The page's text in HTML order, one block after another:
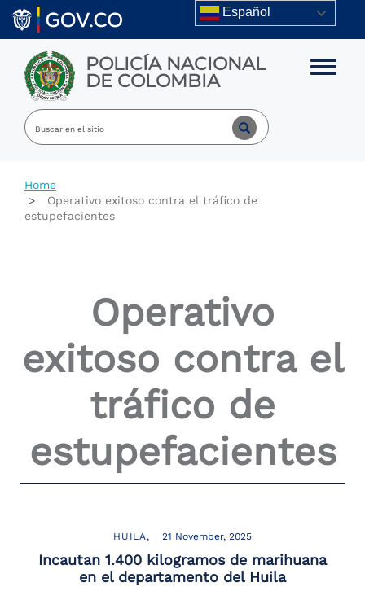
Skip to main content Español
POLICÍA NACIONAL
DE COLOMBIA Toggle
Home
Operativo exitoso contra el tráfico de
estupefacientes
Operativo
exitoso contra el
tráfico de
estupefacientes
HUILA 21 November, 2025
Incautan 1.400 kilogramos de marihuana
en el departamento del Huila